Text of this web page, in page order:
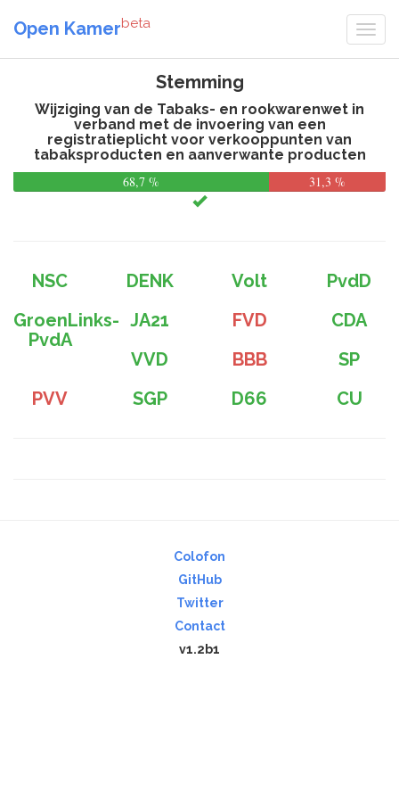
Open Kamerbeta
Stemming
Wijziging van de Tabaks- en rookwarenwet in
verband met de invoering van een
registratieplicht voor verkooppunten van
tabaksproducten en aanverwante producten
68,7 %
31,3 %
NSC DENK Volt
PvdD
GroenLinks-
PvdA
JA21 FVD
CDA
VVD
BBB
SP
PVV
SGP D66 CU
Colofon
GitHub
Twitter
Contact
v1.2b1